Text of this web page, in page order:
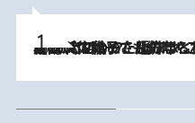
2026.8.5
【阿川佐和子さんの年とる力】なぜ70代で始めた趣味は“こんなに楽しい”のか？ ピアノ、俳句…スランプに陥っても続けられる“ある秘訣”とは